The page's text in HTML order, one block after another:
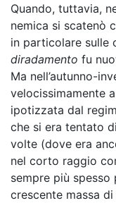
Quando, tuttavia,
nemica si scatenò
in particolare sulle
diradamento fu
Ma nell’autunno-
velocissimamente
ipotizzata dal
che si era tentato
volte (dove era
nel corto raggio
sempre più spesso
crescente massa